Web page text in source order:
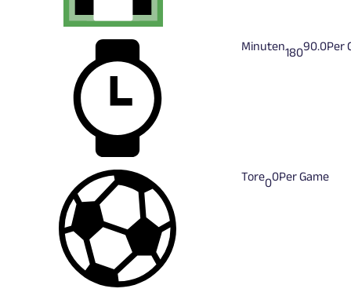
Minuten18090.0Per
Tore00Per Game